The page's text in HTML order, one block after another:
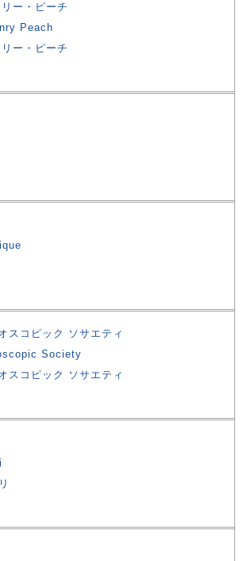
ー・ピーチ
Peach
ー・ピーチ
スコピック ソサエティ
Society
スコピック ソサエティ